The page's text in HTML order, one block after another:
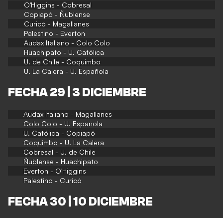
O'Higgins - Cobresal
Copiapó - Ñublense
Curicó - Magallanes
Palestino - Everton
Audax Italiano - Colo Colo
Huachipato - U. Católica
U. de Chile - Coquimbo
U. La Calera - U. Española
FECHA 29 | 3 DICIEMBRE
Audax Italiano - Magallanes
Colo Colo - U. Española
U. Católica - Copiapó
Coquimbo - U. La Calera
Cobresal - U. de Chile
Ñublense - Huachipato
Everton - O'Higgins
Palestino - Curicó
FECHA 30 | 10 DICIEMBRE